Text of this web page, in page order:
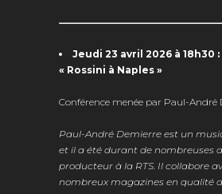
Jeudi 23 avril 2026 à 18h30
« Rossini à Naples »
Conférence menée par Paul-André
Paul-André Demierre est un
et il a été durant de nombreuses
producteur à la RTS. Il collabore
nombreux magazines en qualité